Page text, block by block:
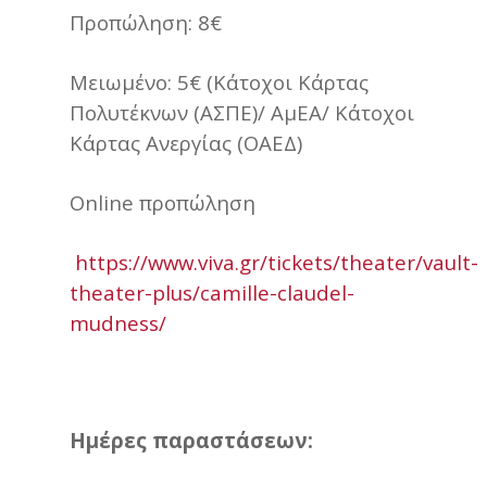
Προπώληση: 8€
Μειωμένο: 5€ (Κάτοχοι Κάρτας
Πολυτέκνων (ΑΣΠΕ)/ ΑμΕΑ/ Κάτοχοι
Κάρτας Ανεργίας (ΟΑΕΔ)
Online προπώληση
https://www.viva.gr/tickets/theater/vault-
theater-plus/camille-claudel-
mudness/
Ημέρες παραστάσεων: